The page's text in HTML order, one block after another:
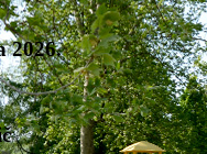
2026.